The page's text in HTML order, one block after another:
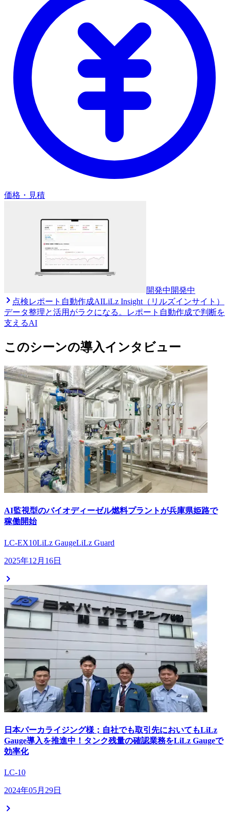
価格・見積
開発中 開発中
点検レポート自動作成AILiLz Insight（リルズインサイト）
データ整理と活用がラクになる。レポート自動作成で判断を
支えるAI
このシーンの導入インタビュー
AI監視型のバイオディーゼル燃料プラントが兵庫県姫路で
稼働開始
LC-EX10LiLz GaugeLiLz Guard
2025年12月16日
日本パーカライジング様；自社でも取引先においてもLiLz
Gauge導入を推進中！タンク残量の確認業務をLiLz Gaugeで
効率化
LC-10
2024年05月29日